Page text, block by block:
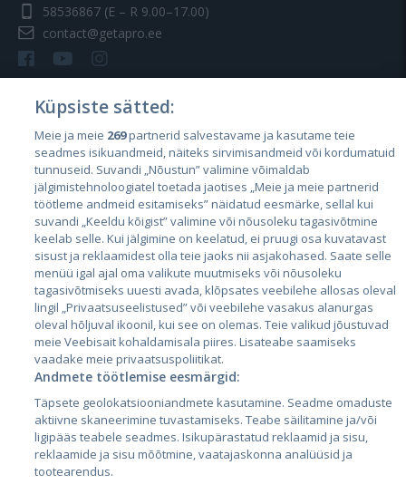
58536867 (E – R 9.00–17.00)
contact@getapro.ee
Riigid
Eesti
Läti
Leedu
City24.lv
City24.ee
GetaPro.lv
GetaPro.ee
CVbankas.lt
Kainos.lt
Paslaugos.lt
auto24.ee
Küpsiste sätted:
Meie ja meie 269partnerid salvestavame ja kasutame teie
seadmes isikuandmeid, näiteks sirvimisandmeid või kordumatuid
tunnuseid. Suvandi „Nõustun” valimine võimaldab
jälgimistehnoloogiatel toetada jaotises „Meie ja meie partnerid
töötleme andmeid esitamiseks” näidatud eesmärke, sellal kui
suvandi „Keeldu kõigist” valimine või nõusoleku tagasivõtmine
keelab selle. Kui jälgimine on keelatud, ei pruugi osa kuvatavast
sisust ja reklaamidest olla teie jaoks nii asjakohased. Saate selle
menüü igal ajal oma valikute muutmiseks või nõusoleku
tagasivõtmiseks uuesti avada, klõpsates veebilehe allosas oleval
lingil „Privaatsuseelistused” või veebilehe vasakus alanurgas
oleval hõljuval ikoonil, kui see on olemas. Teie valikud jõustuvad
meie Veebisait kohaldamisala piires. Lisateabe saamiseks
vaadake meie privaatsuspoliitikat.
Andmete töötlemise eesmärgid:
Täpsete geolokatsiooniandmete kasutamine. Seadme omaduste
aktiivne skaneerimine tuvastamiseks. Teabe säilitamine ja/või
ligipääs teabele seadmes. Isikupärastatud reklaamid ja sisu,
reklaamide ja sisu mõõtmine, vaatajaskonna analüüsid ja
tootearendus.